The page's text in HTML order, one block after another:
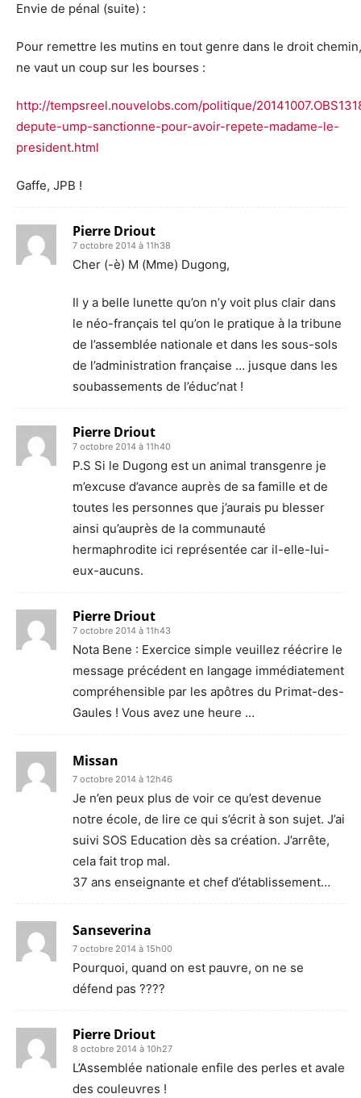
Envie de pénal (suite) :
Pour remettre les mutins en tout genre dans le droit
ne vaut un coup sur les bourses :
http://tempsreel.nouvelobs.com/politique/
depute-ump-sanctionne-pour-avoir-repete-madame-le-
president.html
Gaffe, JPB !
Pierre Driout
7 octobre 2014 à 11h38
Cher (-è) M (Mme) Dugong,
Il y a belle lunette qu’on n’y voit plus clair dans
le néo-français tel qu’on le pratique à la tribune
de l’assemblée nationale et dans les sous-sols
de l’administration française … jusque dans les
soubassements de l’éduc’nat !
Pierre Driout
7 octobre 2014 à 11h40
P.S Si le Dugong est un animal transgenre je
m’excuse d’avance auprès de sa famille et de
toutes les personnes que j’aurais pu blesser
ainsi qu’auprès de la communauté
hermaphrodite ici représentée car il-elle-lui-
eux-aucuns.
Pierre Driout
7 octobre 2014 à 11h43
Nota Bene : Exercice simple veuillez réécrire le
message précédent en langage immédiatement
compréhensible par les apôtres du Primat-des-
Gaules ! Vous avez une heure …
Missan
7 octobre 2014 à 12h46
Je n’en peux plus de voir ce qu’est devenue
notre école, de lire ce qui s’écrit à son sujet. J’ai
suivi SOS Education dès sa création. J’arrête,
cela fait trop mal.
37 ans enseignante et chef d’établissement…
Sanseverina
7 octobre 2014 à 15h00
Pourquoi, quand on est pauvre, on ne se
défend pas ????
Pierre Driout
8 octobre 2014 à 10h27
L’Assemblée nationale enfile des perles et avale
des couleuvres !